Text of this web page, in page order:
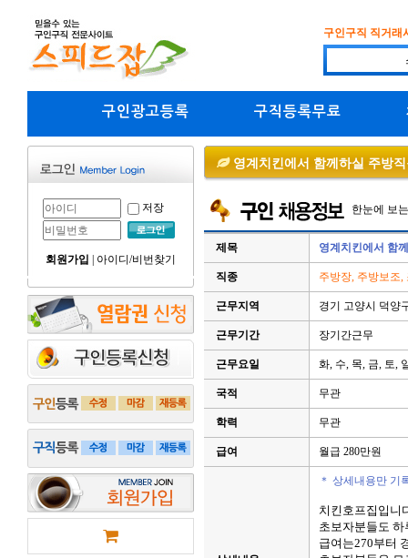
구인구직 직거래
구인광고등록 구직등록무료
저장
회원가입 아이디/비번찾기
영계치킨에서 함께하실 주방
한눈에 보
제목 영계치킨에서 함
직종 주방장, 주방보조,
근무지역 경기 고양시 덕
근무기간 장기간근무
근무요일 화, 수, 목, 금, 토,
국적 무관
학력 무관
급여 월급 280만원
＊ 상세내용만 기
치킨호프집입니
초보자분들도
급여는270부터